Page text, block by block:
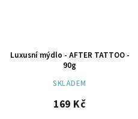
Luxusní mýdlo - AFTER TATTOO -
90g
SKLADEM
169 Kč